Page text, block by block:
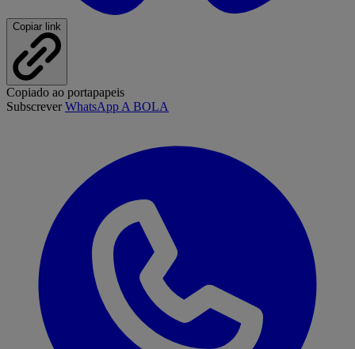
Copiar link
Copiado ao portapapeis
SubscreverWhatsApp A BOLA